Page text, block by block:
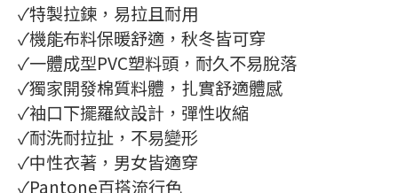
✓特製拉鍊，易拉且耐用
✓機能布料保暖舒適，秋冬皆可穿
✓一體成型PVC塑料頭，耐久不易脫落
✓獨家開發棉質料體，扎實舒適體感
✓袖口下擺羅紋設計，彈性收縮
✓耐洗耐拉扯，不易變形
✓中性衣著，男女皆適穿
✓Pantone百搭流行色